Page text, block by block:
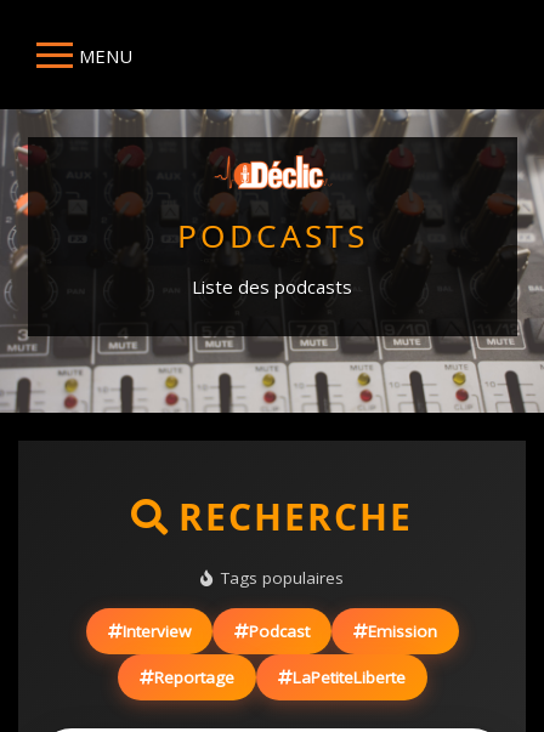
MENU
PODCASTS
Liste des podcasts
RECHERCHE
Tags populaires
Interview Podcast Emission
Reportage LaPetiteLiberte